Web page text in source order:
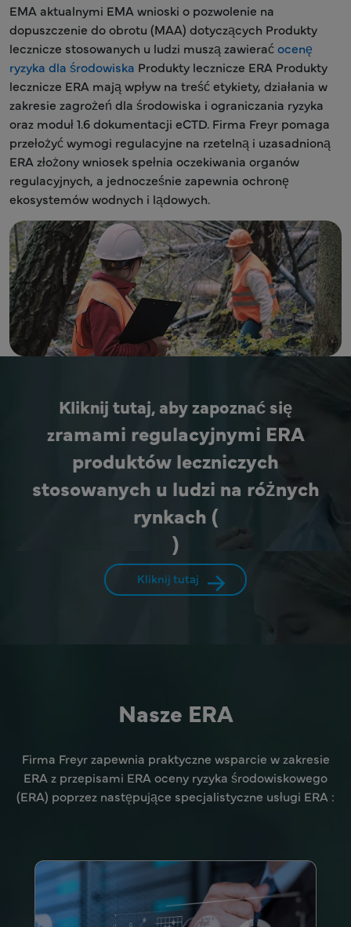
EMA aktualnymi EMA wnioski o pozwolenie na
dopuszczenie do obrotu (MAA) dotyczących Produkty
lecznicze stosowanych u ludzi muszą zawieraćocenę
ryzyka dla środowiska Produkty lecznicze ERA Produkty
lecznicze ERA mają wpływ na treść etykiety, działania w
zakresie zagrożeń dla środowiska i ograniczania ryzyka
oraz moduł 1.6 dokumentacji eCTD. Firma Freyr pomaga
przełożyć wymogi regulacyjne na rzetelną i uzasadnioną
ERA złożony wniosek spełnia oczekiwania organów
regulacyjnych, a jednocześnie zapewnia ochronę
ekosystemów wodnych i lądowych.
Kliknij tutaj, aby zapoznać się
zramami regulacyjnymi ERA
produktów leczniczych
stosowanych u ludzi na różnych
rynkach (
)
Kliknij tutaj
Nasze ERA
Firma Freyr zapewnia praktyczne wsparcie w zakresie
ERA z przepisami ERA oceny ryzyka środowiskowego
(ERA) poprzez następujące specjalistyczne usługi ERA :